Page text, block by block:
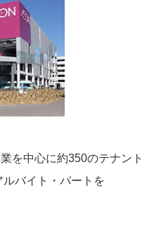
を中心に約350のテナント
バイト・パートを